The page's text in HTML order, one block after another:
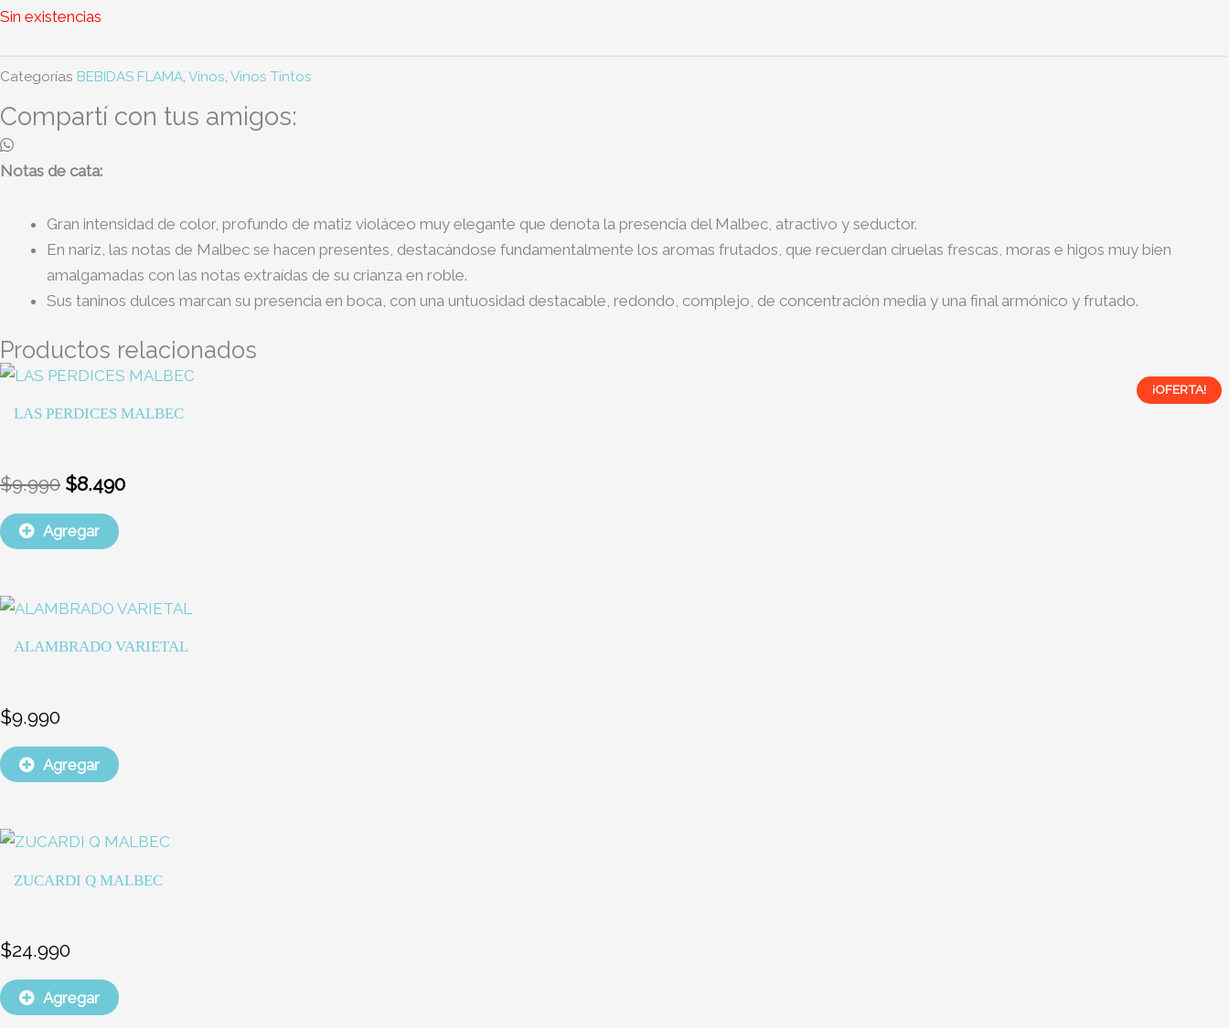
Sin existencias
Categorías BEBIDAS FLAMA, Vinos, Vinos Tintos
Compartí con tus amigos:
Notas de cata:
Gran intensidad de color, profundo de matiz violáceo muy elegante que denota la presencia del Malbec, atractivo y seductor.
En nariz, las notas de Malbec se hacen presentes, destacándose fundamentalmente los aromas frutados, que recuerdan ciruelas frescas, moras e higos muy bien
amalgamadas con las notas extraídas de su crianza en roble.
Sus taninos dulces marcan su presencia en boca, con una untuosidad destacable, redondo, complejo, de concentración media y una final armónico y frutado.
Productos relacionados
¡OFERTA!
LAS PERDICES MALBEC
$9.990
El
original
$9.990.
$8.490
El
actual
Agregar
ALAMBRADO VARIETAL
$9.990
Agregar
ZUCARDI Q MALBEC
$24.990
Agregar